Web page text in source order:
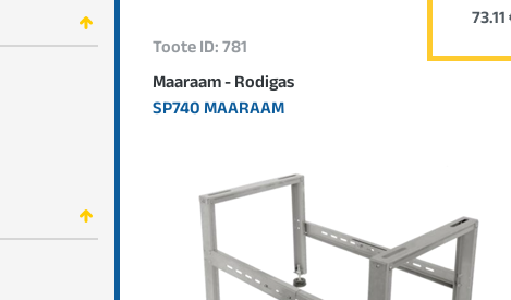
Toote ID: 781
Maaraam - Rodigas
SP740 MAARAAM